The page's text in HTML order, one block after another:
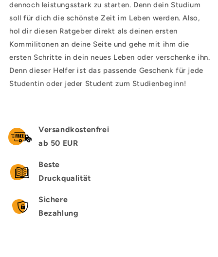
dennoch leistungsstark zu starten. Denn dein Studium
soll für dich die schönste Zeit im Leben werden. Also,
hol dir diesen Ratgeber direkt als deinen ersten
Kommilitonen an deine Seite und gehe mit ihm die
ersten Schritte in dein neues Leben oder verschenke ihn.
Denn dieser Helfer ist das passende Geschenk für jede
Studentin oder jeder Student zum Studienbeginn!
Versandkostenfrei
ab 50 EUR
Beste
Druckqualität
Sichere
Bezahlung